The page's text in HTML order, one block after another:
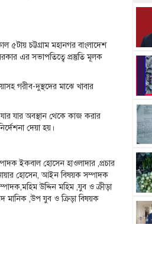
চট্টগ্রাম মহানগর বাংলাদেশ
এর সভাপতিত্বে প্রস্তুতি মূলক
গরীব-দুস্থদের মাঝে খাবার
যার যার অবস্থান থেকে কাজ করার
দেয়া হয়।
ইকবাল হোসেন হাওলাদার ,প্রচার
হোসেন, আইন বিষয়ক সম্পাদক
উদ্দিন মহিম ,যুব ও ক্রীড়া
মানিক ,উপ যুব ও ক্রিড়া বিষয়ক